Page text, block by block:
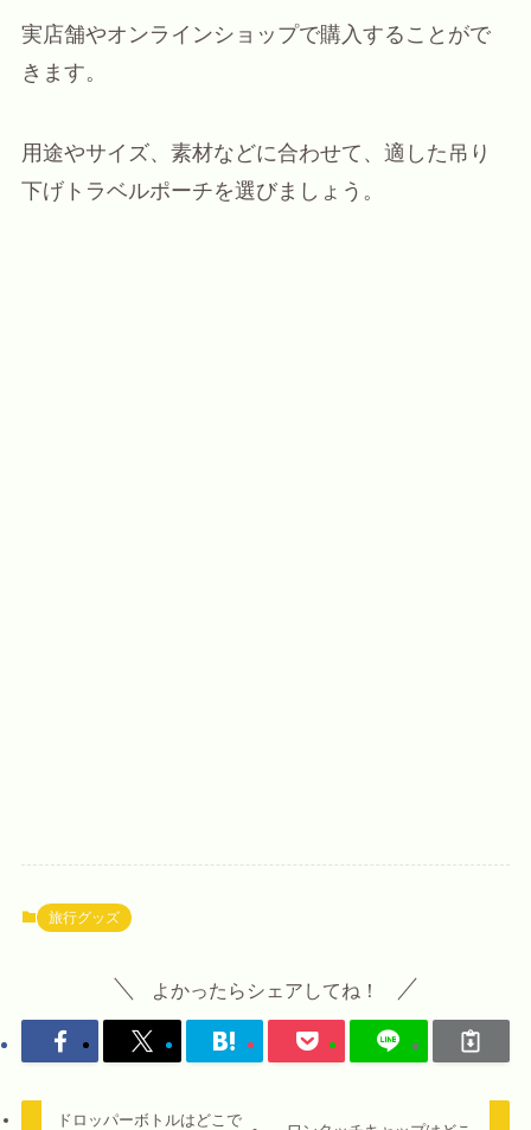
実店舗やオンラインショップで購入することがで
きます。
用途やサイズ、素材などに合わせて、適した吊り
下げトラベルポーチを選びましょう。
旅行グッズ
よかったらシェアしてね！
ドロッパーボトルはどこで